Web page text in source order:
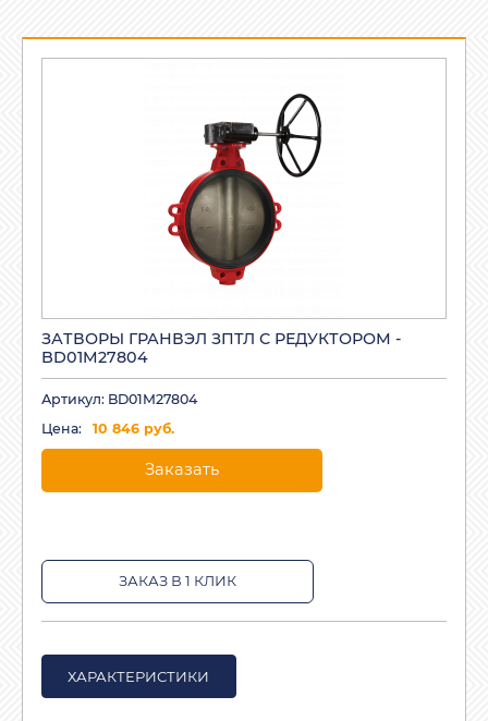
ЗАТВОРЫ ГРАНВЭЛ ЗПТЛ С РЕДУКТОРОМ -
BD01M27804
Артикул: BD01M27804
Цена:
10 846 руб.
Заказать
ЗАКАЗ В 1 КЛИК
ХАРАКТЕРИСТИКИ